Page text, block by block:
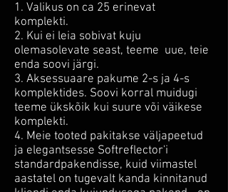
1. Valikus on ca 25 erinevat
komplekti.
2. Kui ei leia sobivat kuju
olemasolevate seast, teeme uue, teie
enda soovi järgi.
3. Aksessuaare pakume 2-s ja 4-s
komplektides. Soovi korral muidugi
teeme ükskõik kui suure või väikese
komplekti.
4. Meie tooted pakitakse väljapeetud
ja elegantsesse Softreflector'i
standardpakendisse, kuid viimastel
aastatel on tugevalt kanda kinnitanud